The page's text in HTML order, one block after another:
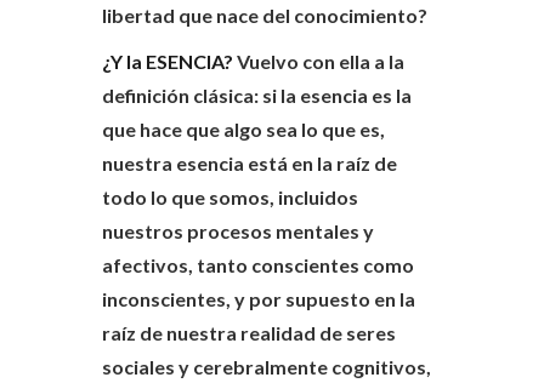
libertad que nace del conocimiento?
¿Y la ESENCIA? Vuelvo con ella a la
definición clásica: si la esencia es la
que hace que algo sea lo que es,
nuestra esencia está en la raíz de
todo lo que somos, incluidos
nuestros procesos mentales y
afectivos, tanto conscientes como
inconscientes, y por supuesto en la
raíz de nuestra realidad de seres
sociales y cerebralmente cognitivos,